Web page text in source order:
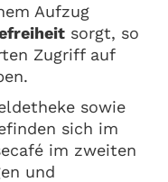
Aufzug
sorgt, so
Zugriff auf
sowie
sich im
im zweiten
und